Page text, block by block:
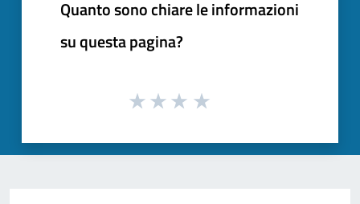
Quanto sono chiare le informazioni
su questa pagina?